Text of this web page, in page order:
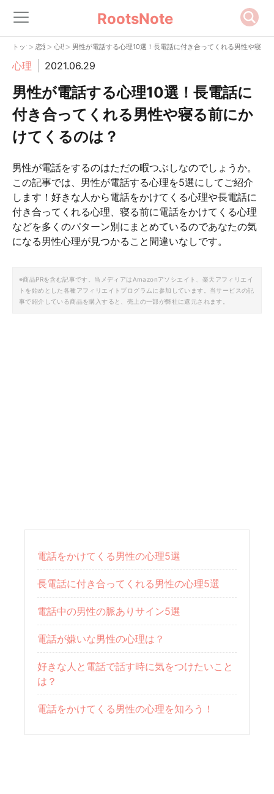
RootsNote
トップ
> 恋愛> 心理> 男性が電話する心理10選！長電話に付き合ってくれる男性や寝る
心理 2021.06.29
男性が電話する心理10選！長電話に
付き合ってくれる男性や寝る前にか
けてくるのは？
男性が電話をするのはただの暇つぶしなのでしょうか。
この記事では、男性が電話する心理を5選にしてご紹介
します！好きな人から電話をかけてくる心理や長電話に
付き合ってくれる心理、寝る前に電話をかけてくる心理
などを多くのパターン別にまとめているのであなたの気
になる男性心理が見つかること間違いなしです。
※商品PRを含む記事です。当メディアはAmazonアソシエイト、楽天アフィリエイ
トを始めとした各種アフィリエイトプログラムに参加しています。当サービスの記
事で紹介している商品を購入すると、売上の一部が弊社に還元されます。
電話をかけてくる男性の心理5選
長電話に付き合ってくれる男性の心理5選
電話中の男性の脈ありサイン5選
電話が嫌いな男性の心理は？
好きな人と電話で話す時に気をつけたいこと
は？
電話をかけてくる男性の心理を知ろう！